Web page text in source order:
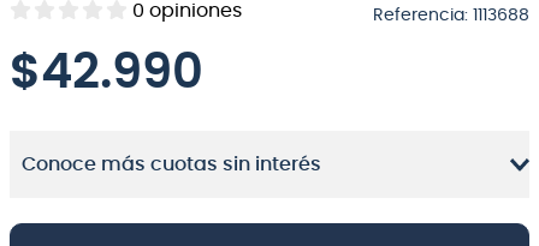
0 opiniones Referencia: 1113688
$42.990
Conoce más cuotas sin interés
8 .
bateria